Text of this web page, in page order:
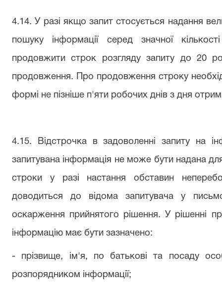
4.14. У разі якщо запит стосується надання
пошуку інформації серед значної
продовжити строк розгляду запиту до 20
продовження. Про продовження строку
формі не пізніше п'яти робочих днів з дня
4.15. Відстрочка в задоволенні запиту на
запитувана інформація не може бути надана
строки у разі настання обставин
доводиться до відома запитувача у
оскарження прийнятого рішення. У рішенні
інформацію має бути зазначено:
- прізвище, ім'я, по батькові та посаду
розпорядником інформації;